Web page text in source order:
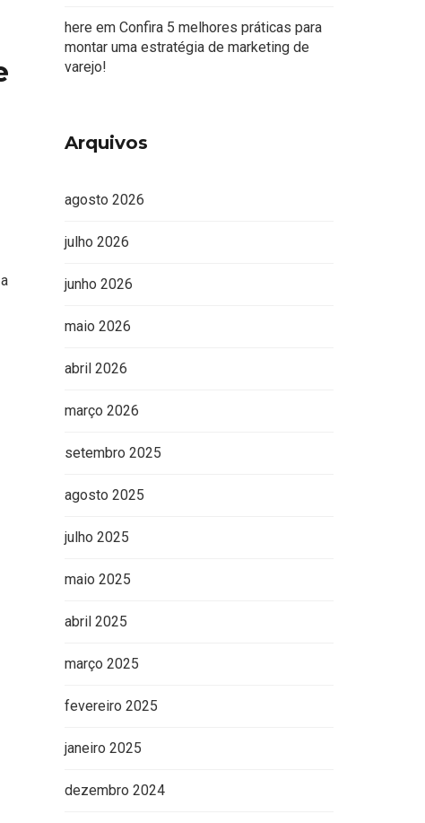
e aumentar conversão
no ponto de venda: como inovar sem perder a
here em Confira 5 melhores práticas para
montar uma estratégia de marketing de
varejo!
Arquivos
agosto 2026
julho 2026
junho 2026
maio 2026
abril 2026
março 2026
setembro 2025
agosto 2025
julho 2025
maio 2025
abril 2025
março 2025
fevereiro 2025
janeiro 2025
dezembro 2024